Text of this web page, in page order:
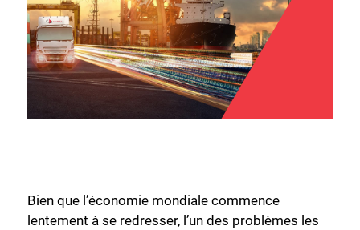
Bien que l’économie mondiale commence
lentement à se redresser, l’un des problèmes les